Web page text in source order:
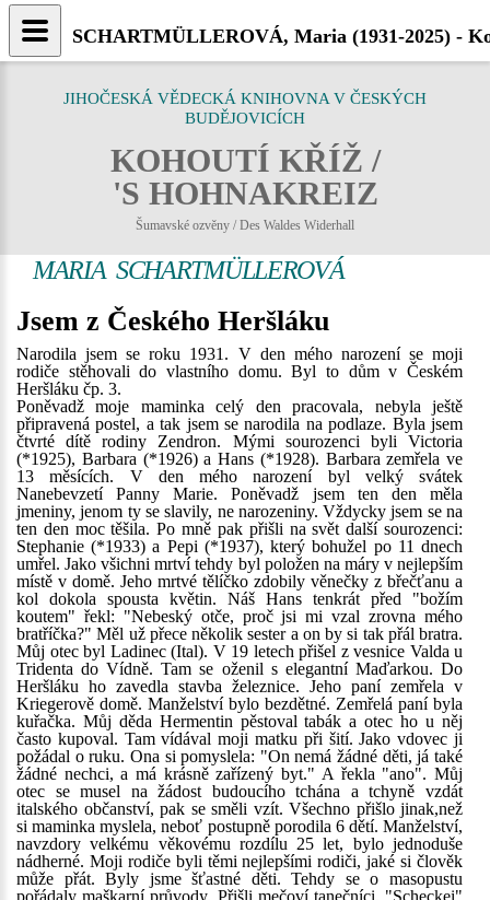
JIHOČESKÁ VĚDECKÁ KNIHOVNA V ČESKÝCH
BUDĚJOVICÍCH
KOHOUTÍ KŘÍŽ /
'S HOHNAKREIZ
Šumavské ozvěny / Des Waldes Widerhall
MARIA SCHARTMÜLLEROVÁ
Jsem z Českého Heršláku
Narodila jsem se roku 1931. V den mého narození se moji
rodiče stěhovali do vlastního domu. Byl to dům v Českém
Heršláku čp. 3.
Poněvadž moje maminka celý den pracovala, nebyla ještě
připravená postel, a tak jsem se narodila na podlaze. Byla jsem
čtvrté dítě rodiny Zendron. Mými sourozenci byli Victoria
(*1925), Barbara (*1926) a Hans (*1928). Barbara zemřela ve
13 měsících. V den mého narození byl velký svátek
Nanebevzetí Panny Marie. Poněvadž jsem ten den měla
jmeniny, jenom ty se slavily, ne narozeniny. Vždycky jsem se na
ten den moc těšila. Po mně pak přišli na svět další sourozenci:
Stephanie (*1933) a Pepi (*1937), který bohužel po 11 dnech
umřel. Jako všichni mrtví tehdy byl položen na máry v nejlepším
místě v domě. Jeho mrtvé tělíčko zdobily věnečky z břečťanu a
kol dokola spousta květin. Náš Hans tenkrát před "božím
koutem" řekl: "Nebeský otče, proč jsi mi vzal zrovna mého
bratříčka?" Měl už přece několik sester a on by si tak přál bratra.
Můj otec byl Ladinec (Ital). V 19 letech přišel z vesnice Valda u
Tridenta do Vídně. Tam se oženil s elegantní Maďarkou. Do
Heršláku ho zavedla stavba železnice. Jeho paní zemřela v
Kriegerově domě. Manželství bylo bezdětné. Zemřelá paní byla
kuřačka. Můj děda Hermentin pěstoval tabák a otec ho u něj
často kupoval. Tam vídával moji matku při šití. Jako vdovec ji
požádal o ruku. Ona si pomyslela: "On nemá žádné děti, já také
žádné nechci, a má krásně zařízený byt." A řekla "ano". Můj
otec se musel na žádost budoucího tchána a tchyně vzdát
italského občanství, pak se směli vzít. Všechno přišlo jinak,než
si maminka myslela, neboť postupně porodila 6 dětí. Manželství,
navzdory velkému věkovému rozdílu 25 let, bylo jednoduše
nádherné. Moji rodiče byli těmi nejlepšími rodiči, jaké si člověk
může přát. Byly jsme šťastné děti. Tehdy se o masopustu
pořádaly maškarní průvody. Přišli mečoví tanečníci. "Scheckei"
SCHARTMÜLLEROVÁ, Maria (1931-2025) -